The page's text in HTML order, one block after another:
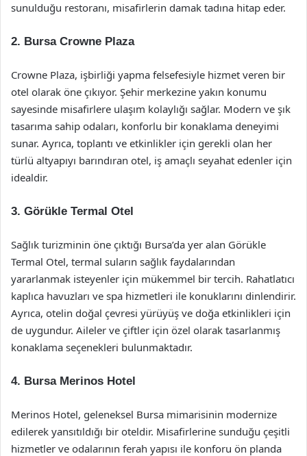
sunulduğu restoranı, misafirlerin damak tadına hitap eder.
2. Bursa Crowne Plaza
Crowne Plaza, işbirliği yapma felsefesiyle hizmet veren bir
otel olarak öne çıkıyor. Şehir merkezine yakın konumu
sayesinde misafirlere ulaşım kolaylığı sağlar. Modern ve şık
tasarıma sahip odaları, konforlu bir konaklama deneyimi
sunar. Ayrıca, toplantı ve etkinlikler için gerekli olan her
türlü altyapıyı barındıran otel, iş amaçlı seyahat edenler için
idealdir.
3. Görükle Termal Otel
Sağlık turizminin öne çıktığı Bursa’da yer alan Görükle
Termal Otel, termal suların sağlık faydalarından
yararlanmak isteyenler için mükemmel bir tercih. Rahatlatıcı
kaplıca havuzları ve spa hizmetleri ile konuklarını dinlendirir.
Ayrıca, otelin doğal çevresi yürüyüş ve doğa etkinlikleri için
de uygundur. Aileler ve çiftler için özel olarak tasarlanmış
konaklama seçenekleri bulunmaktadır.
4. Bursa Merinos Hotel
Merinos Hotel, geleneksel Bursa mimarisinin modernize
edilerek yansıtıldığı bir oteldir. Misafirlerine sunduğu çeşitli
hizmetler ve odalarının ferah yapısı ile konforu ön planda